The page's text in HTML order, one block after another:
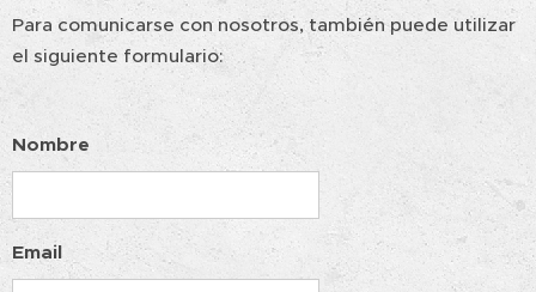
Para comunicarse con nosotros, también puede utilizar
el siguiente formulario:
Nombre
Email